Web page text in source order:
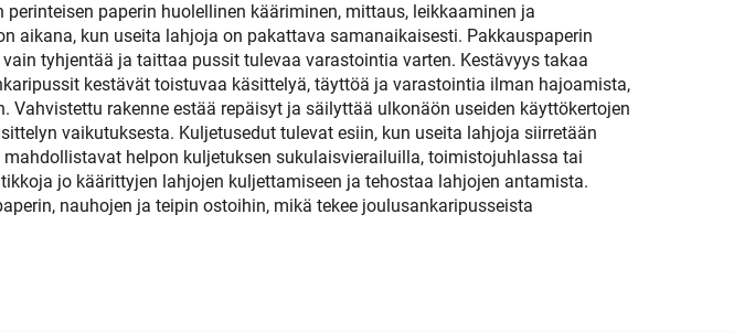
paperin huolellinen kääriminen, mittaus, leikkaaminen ja
aikana, kun useita lahjoja on pakattava samanaikaisesti. Pakkauspaperin
tyhjentää ja taittaa pussit tulevaa varastointia varten. Kestävyys takaa
kestävät toistuvaa käsittelyä, täyttöä ja varastointia ilman hajoamista,
rakenne estää repäisyt ja säilyttää ulkonäön useiden käyttökertojen
vaikutuksesta. Kuljetusedut tulevat esiin, kun useita lahjoja siirretään
helpon kuljetuksen sukulaisvierailuilla, toimistojuhlassa tai
jo käärittyjen lahjojen kuljettamiseen ja tehostaa lahjojen antamista.
nauhojen ja teipin ostoihin, mikä tekee joulusankaripusseista